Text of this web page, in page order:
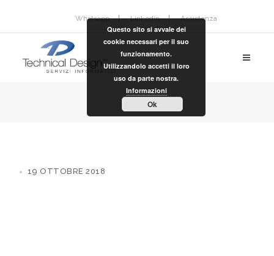
Whatsapp Linkedin Assistenza
19 OTTOBRE 2018
Questo sito si avvale dei
cookie necessari per il suo
funzionamento.
Utilizzandolo accetti il loro
uso da parte nostra.
Informazioni
Ok